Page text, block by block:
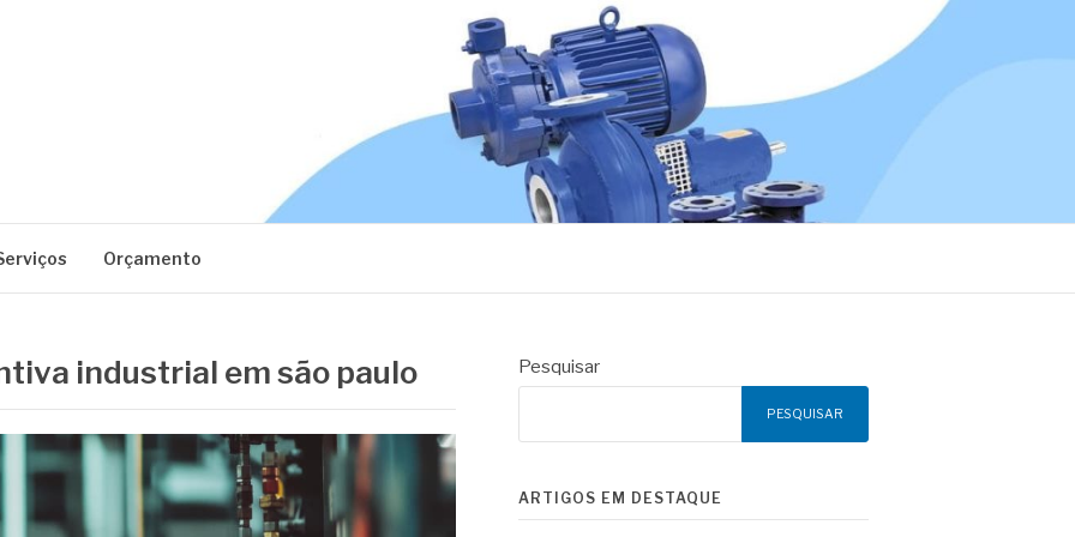
Orçamento
industrial em são paulo Pesquisar
PESQUISAR
ARTIGOS EM DESTAQUE